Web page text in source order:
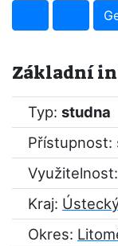
Základní
Typ: studna
Přístupnost:
Kraj:
Okres: